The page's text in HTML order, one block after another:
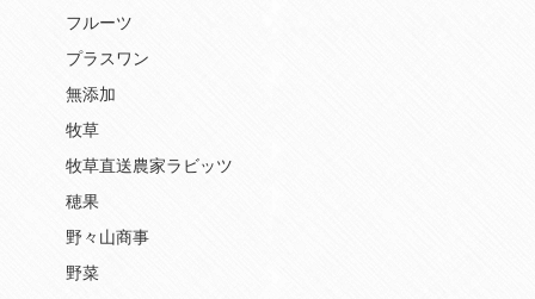
フルーツ
プラスワン
無添加
牧草
牧草直送農家ラビッツ
穂果
野々山商事
野菜